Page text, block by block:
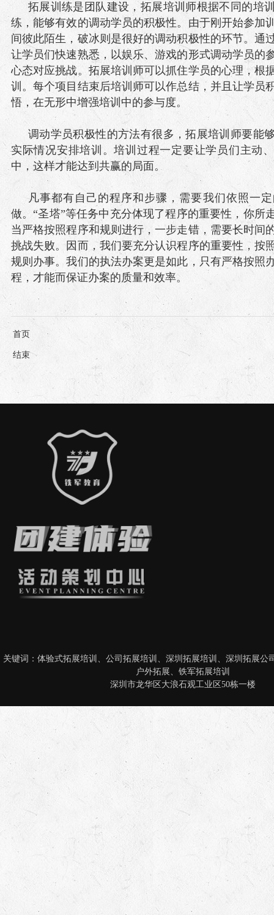
拓展训练是团队建设，拓展培训师根据不同的培
练，能够有效的调动学员的积极性。由于刚开始参加
间彼此陌生，破冰则是很好的调动积极性的环节。通
让学员们快速熟悉，以娱乐、游戏的形式调动学员的
心态对应挑战。拓展培训师可以抓住学员的心理，根
训。每个项目结束后培训师可以作总结，并且让学员
悟，在无形中增强培训中的参与度。
调动学员积极性的方法有很多，拓展培训师要能
实际情况安排培训。培训过程一定要让学员们主动
中，这样才能达到共赢的局面。
凡事都有自己的程序和步骤，需要我们依照一
做。“圣塔”等任务中充分体现了程序的重要性，你所
当严格按照程序和规则进行，一步走错，需要长时间
挑战失败。因而，我们要充分认识程序的重要性，按
规则办事。我们的执法办案更是如此，只有严格按照
程，才能而保证办案的质量和效率。
首页
结束
关键词： 体验式拓展培训 、 公司拓展培训 、 深圳拓展培训 、 深圳拓展公
户外拓展、 铁军拓展培训
深圳市龙华区大浪石观工业区50栋一楼